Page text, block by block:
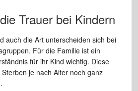
Trauer bei Kindern
auch die Art unterscheiden sich bei
Für die Familie ist ein
für ihr Kind wichtig. Diese
je nach Alter noch ganz